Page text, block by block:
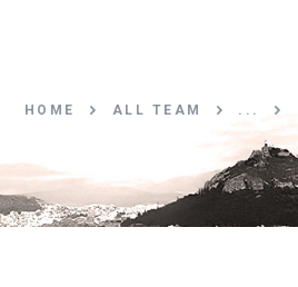
HOME ALL TEAM ...
ΕΠΙΚΟΙΝΩΝΙΑ